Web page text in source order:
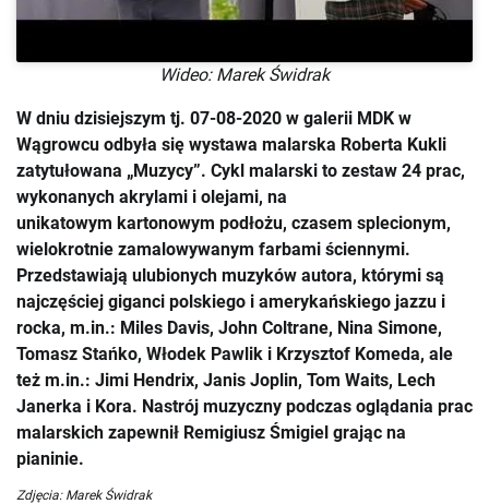
Wideo: Marek Świdrak
W dniu dzisiejszym tj. 07-08-2020 w galerii MDK w
Wągrowcu odbyła się wystawa malarska Roberta Kukli
zatytułowana „Muzycy”. Cykl malarski to zestaw 24 prac,
wykonanych akrylami i olejami, na
unikatowym kartonowym podłożu, czasem splecionym,
wielokrotnie zamalowywanym farbami ściennymi.
Przedstawiają ulubionych muzyków autora, którymi są
najczęściej giganci polskiego i amerykańskiego jazzu i
rocka, m.in.: Miles Davis, John Coltrane, Nina Simone,
Tomasz Stańko, Włodek Pawlik i Krzysztof Komeda, ale
też m.in.: Jimi Hendrix, Janis Joplin, Tom Waits, Lech
Janerka i Kora. Nastrój muzyczny podczas oglądania prac
malarskich zapewnił Remigiusz Śmigiel grając na
pianinie.
Zdjęcia: Marek Świdrak